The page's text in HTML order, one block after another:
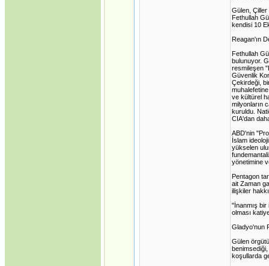
Gülen, Çiller
Fethullah
kendisi 10
Reagan'ın
Fethullah
bulunuyor.
resmileşen
Güvenlik
Çekirdeği,
ve kültürel
milyonların
kuruldu.
CIA'dan
ABD'nin
İslam
yükselen
yönetimine
Pentagon
ait Zaman
ilişkiler
"İnanmış bir
olması
Gladyo'nun
Gülen
koşullarda